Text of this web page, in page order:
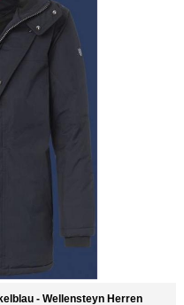
- Wellensteyn Herren